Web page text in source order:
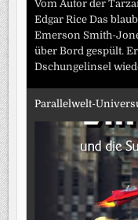
Vom Autor der
Edgar Rice Das
Emerson Smith-
über Bord gespült.
Dschungelinsel
Parallelwelt-